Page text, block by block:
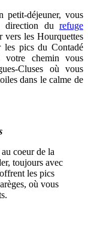
petit-déjeuner, vous
direction du refuge
vers les Hourquettes
les pics du Contadé
votre chemin vous
Cluses où vous
dans le calme de
coeur de la
toujours avec
les pics
où vous